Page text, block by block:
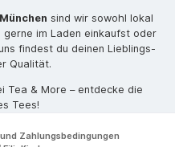
München sind wir sowohl lokal
im Laden einkaufst oder
findest du deinen Lieblings-
Qualität.
Tea & More – entdecke die
Tees!
Zahlungsbedingungen